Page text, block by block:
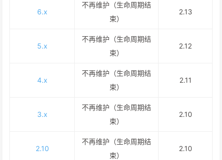
6.x
不再维护（生命周期结
束）
2.13
5.x
不再维护（生命周期结
束）
2.12
4.x
不再维护（生命周期结
束）
2.11
3.x
不再维护（生命周期结
束）
2.10
2.10
不再维护（生命周期结
束）
2.10